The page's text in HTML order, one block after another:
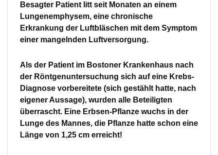
Besagter Patient litt seit Monaten an einem
Lungenemphysem, eine chronische
Erkrankung der Luftbläschen mit dem Symptom
einer mangelnden Luftversorgung.
Als der Patient im Bostoner Krankenhaus nach
der Röntgenuntersuchung sich auf eine Krebs-
Diagnose vorbereitete (sich gestählt hatte, nach
eigener Aussage), wurden alle Beteiligten
überrascht. Eine Erbsen-Pflanze wuchs in der
Lunge des Mannes, die Pflanze hatte schon eine
Länge von 1,25 cm erreicht!